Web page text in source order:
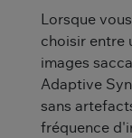
Lorsque
choisir entre
images
Adaptive
sans
fréquence